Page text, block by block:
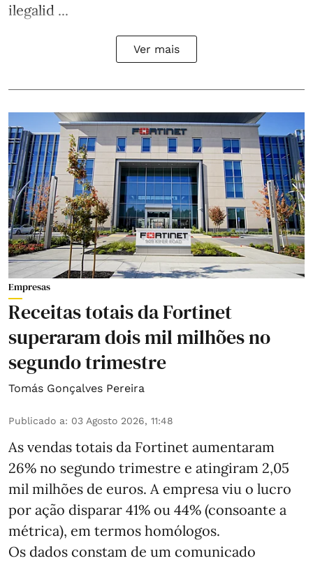
ilegalid ...
Ver mais
Empresas
Receitas totais da Fortinet
superaram dois mil milhões no
segundo trimestre
Tomás Gonçalves Pereira
Publicado a: 03 Agosto 2026, 11:48
As vendas totais da Fortinet aumentaram
26% no segundo trimestre e atingiram 2,05
mil milhões de euros. A empresa viu o lucro
por ação disparar 41% ou 44% (consoante a
métrica), em termos homólogos.
Os dados constam de um comunicado